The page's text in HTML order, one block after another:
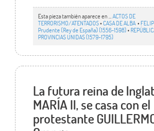
Esta pieza también aparece en ... ACTOS DE
TERRORISMO/ATENTADOS•CASA DE ALBA •
Prudente (Rey de España) (1556-1598)•
PROVINCIAS UNIDAS (1579-1795)
La futura reina de
MARÍA II, se casa con el
protestante